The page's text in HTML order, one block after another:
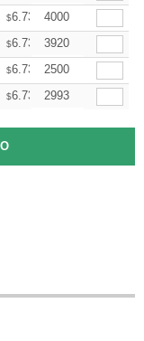
$6.73 +
4000
$6.73 +
3920
$6.73 +
2500
$6.73 +
2993